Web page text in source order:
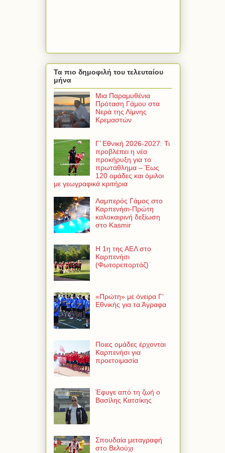
Τα πιο δημοφιλή του τελευταίου
μήνα
Μια Παραμυθένια
Πρόταση Γάμου στα
Νερά της Λίμνης
Κρεμαστών
Γ’ Εθνική 2026-2027: Τι
προβλέπει η νέα
προκήρυξη για το
πρωτάθλημα – Έως
120 ομάδες και όμιλοι
με γεωγραφικά κριτήρια
Λαμπερός Γάμος στο
Καρπενήσι-Πρώτη
καλοκαιρινή δεξίωση
στο Kasmir
Η 1η της ΑΕΛ στο
Καρπενήσι
(Φωτορεπορτάζ)
«Πρώτη» με όνειρα Γ'
Εθνικής για τα Άγραφα
Ποιες ομάδες έρχονται
Καρπενήσι για
προετοιμασία
Έφυγε από τη ζωή ο
Βασίλης Κατσίκης
Σπουδαία μεταγραφή
στο Βελούχι